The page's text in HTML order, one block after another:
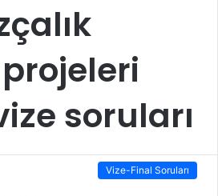
soruları
Vize-Final Soruları